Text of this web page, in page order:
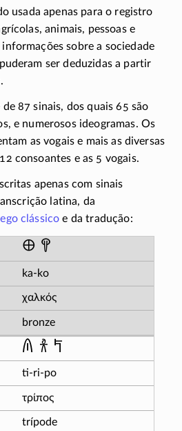
usada apenas para o registro
animais, pessoas e
sobre a sociedade
ser deduzidas a partir
87 sinais, dos quais 65 são
e numerosos ideogramas. Os
as vogais e mais as diversas
consoantes e as 5 vogais.
apenas com sinais
latina, da
clássico e da tradução:
𐀏 𐀒
ka-ko
χαλκός
bronze
𐀴 𐀪 𐀡
ti-ri-po
τρίπος
trípode